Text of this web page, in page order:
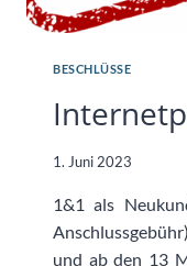
BESCHLÜSSE
1. Juni 2023
1&1 als
und ab den 13